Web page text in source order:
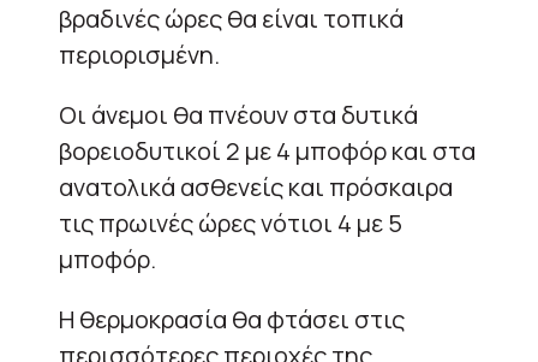
βραδινές ώρες θα είναι τοπικά
περιορισμένη.
Οι άνεμοι θα πνέουν στα δυτικά
βορειοδυτικοί 2 με 4 μποφόρ και στα
ανατολικά ασθενείς και πρόσκαιρα
τις πρωινές ώρες νότιοι 4 με 5
μποφόρ.
Η θερμοκρασία θα φτάσει στις
περισσότερες περιοχές της